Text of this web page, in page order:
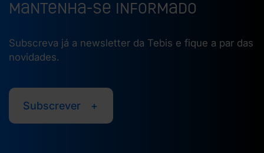
Mantenha-se informado
Subscreva já a newsletter da Tebis e fique a par das
novidades.
Subscrever